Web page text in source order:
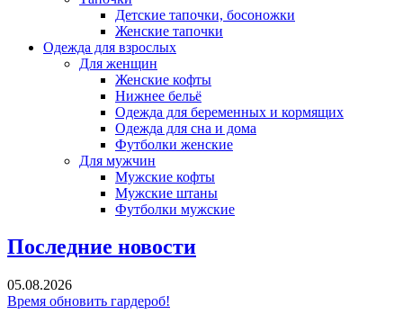
Детские тапочки, босоножки
Женские тапочки
Одежда для взрослых
Для женщин
Женские кофты
Нижнее бельё
Одежда для беременных и кормящих
Одежда для сна и дома
Футболки женские
Для мужчин
Мужские кофты
Мужские штаны
Футболки мужские
Последние новости
05.08.2026
Время обновить гардероб!